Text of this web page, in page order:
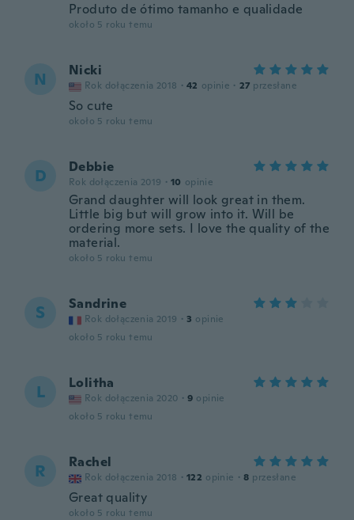
Produto de ótimo tamanho e qualidade
około 5 roku temu
N Nicki
Rok dołączenia 2018 · 42 opinie · 27 przesłane
So cute
około 5 roku temu
D Debbie
Rok dołączenia 2019 · 10 opinie
Grand daughter will look great in them.
Little big but will grow into it. Will be
ordering more sets. I love the quality of the
material.
około 5 roku temu
S Sandrine
Rok dołączenia 2019 · 3 opinie
około 5 roku temu
L Lolitha
Rok dołączenia 2020 · 9 opinie
około 5 roku temu
R Rachel
Rok dołączenia 2018 · 122 opinie · 8 przesłane
Great quality
około 5 roku temu